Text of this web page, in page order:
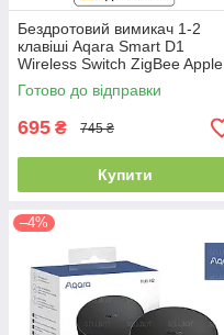
Бездротовий вимикач 1-2
клавіші Aqara Smart D1
Wireless Switch ZigBee Apple
HomeKit
Готово до відправки
695 ₴ 745 ₴
Купити
–4%